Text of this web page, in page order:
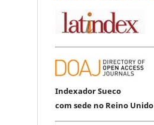
Indexador Sueco
com sede no Reino Unido